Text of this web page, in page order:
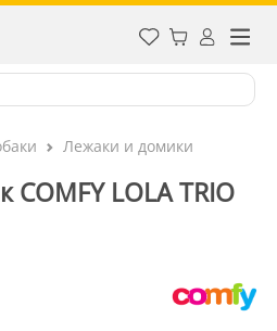
Лежаки и домики
LOLA TRIO